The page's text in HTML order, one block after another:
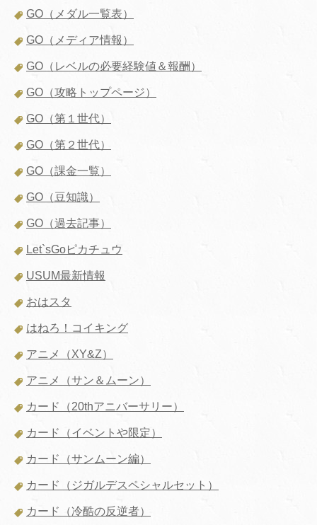
GO（メダル一覧表）
GO（メディア情報）
GO（レベルの必要経験値＆報酬）
GO（攻略トップページ）
GO（第１世代）
GO（第２世代）
GO（課金一覧）
GO（豆知識）
GO（過去記事）
Let`sGoピカチュウ
USUM最新情報
おはスタ
はねろ！コイキング
アニメ（XY&Z）
アニメ（サン＆ムーン）
カード（20thアニバーサリー）
カード（イベントや限定）
カード（サンムーン編）
カード（ジガルデスペシャルセット）
カード（冷酷の反逆者）